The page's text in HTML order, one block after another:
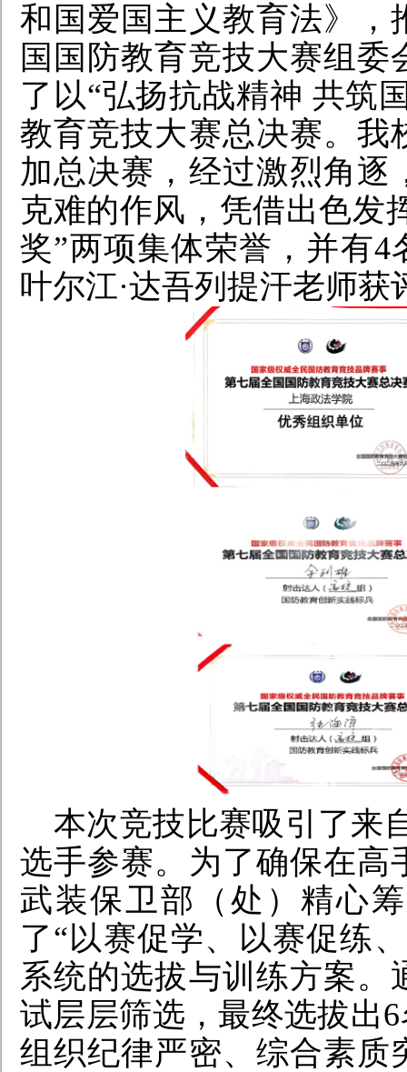
和国爱国主义教育法》，
国国防教育竞技大赛组
了以“弘扬抗战精神 共筑
教育竞技大赛总决赛。我
加总决赛，经过激烈角
克难的作风，凭借出色发
奖”两项集体荣誉，并有4
叶尔江·达吾列提汗老师获
本次竞技比赛吸引了来
选手参赛。为了确保在高
武装保卫部（处）精心
了“以赛促学、以赛促练
系统的选拔与训练方案
试层层筛选，最终选拔出
组织纪律严密、综合素质